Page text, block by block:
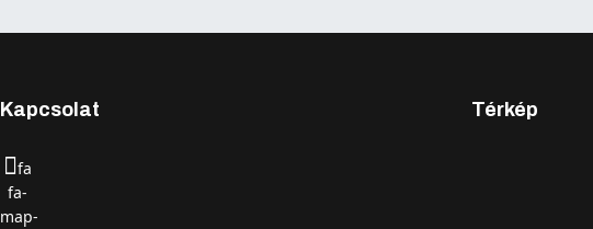
Kapcsolat
fa
fa-
map-
Térkép